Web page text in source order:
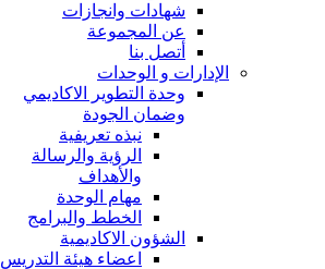
شهادات وانجازات
عن المجموعة
أتصل بنا
الإدارات و الوحدات
وحدة التطوير الاكاديمي
وضمان الجودة
نبذه تعريفية
الرؤية والرسالة
والأهداف
مهام الوحدة
الخطط والبرامج
الشؤون الاكاديمية
اعضاء هيئة التدريس